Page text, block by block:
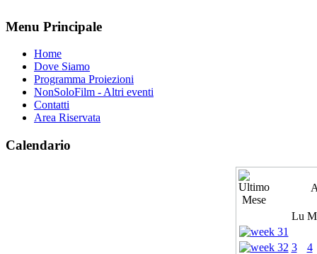
Menu Principale
Home
Dove Siamo
Programma Proiezioni
NonSoloFilm - Altri eventi
Contatti
Area Riservata
Calendario
Lu
3
4